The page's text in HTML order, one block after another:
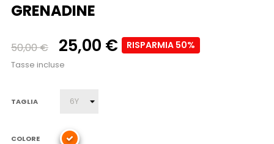
GRENADINE
50,00 € 25,00 € RISPARMIA 50%
Tasse incluse
TAGLIA
COLORE